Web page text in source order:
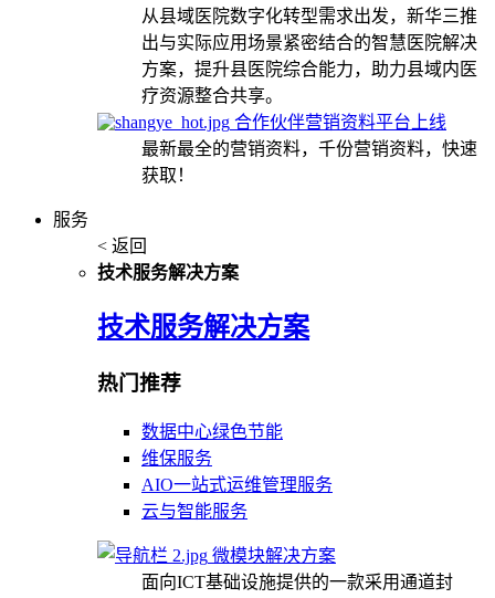
从县域医院数字化转型需求出发，新华三推
出与实际应用场景紧密结合的智慧医院解决
方案，提升县医院综合能力，助力县域内医
疗资源整合共享。
合作伙伴营销资料平台上线
最新最全的营销资料，千份营销资料，快速
获取！
服务
< 返回
技术服务解决方案
技术服务解决方案
热门推荐
数据中心绿色节能
维保服务
AIO一站式运维管理服务
云与智能服务
微模块解决方案
面向ICT基础设施提供的一款采用通道封